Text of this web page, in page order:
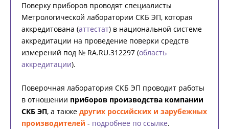
Поверку приборов проводят специалисты
Метрологической лаборатории СКБ ЭП, которая
аккредитована (аттестат) в национальной системе
аккредитации на проведение поверки средств
измерений под № RA.RU.312297 (область
аккредитации).
Поверочная лаборатория СКБ ЭП проводит работы
в отношении приборов производства компании
СКБ ЭП, а также других российских и зарубежных
производителей - подробнее по ссылке.